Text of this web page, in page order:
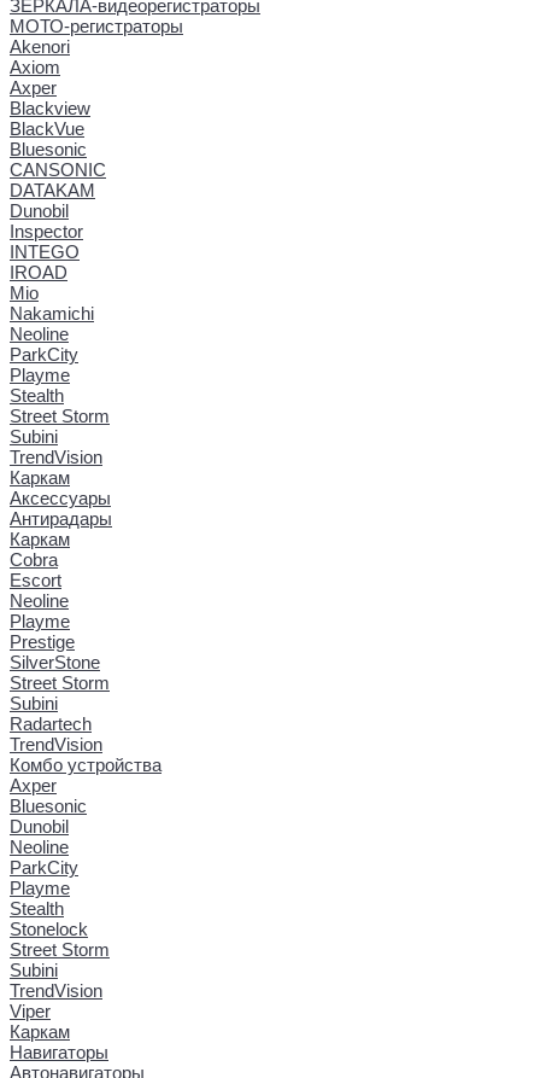
ЗЕРКАЛА-видеорегистраторы
МОТО-регистраторы
Akenori
Axiom
Axper
Blackview
BlackVue
Bluesonic
CANSONIC
DATAKAM
Dunobil
Inspector
INTEGO
IROAD
Mio
Nakamichi
Neoline
ParkCity
Playme
Stealth
Street Storm
Subini
TrendVision
Каркам
Аксессуары
Антирадары
Каркам
Cobra
Escort
Neoline
Playme
Prestige
SilverStone
Street Storm
Subini
Radartech
TrendVision
Комбо устройства
Axper
Bluesonic
Dunobil
Neoline
ParkCity
Playme
Stealth
Stonelock
Street Storm
Subini
TrendVision
Viper
Каркам
Навигаторы
Автонавигаторы